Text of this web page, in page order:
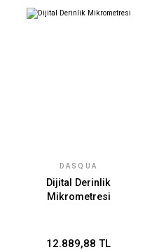
DASQUA
Dijital Derinlik
Mikrometresi
12.889,88 TL